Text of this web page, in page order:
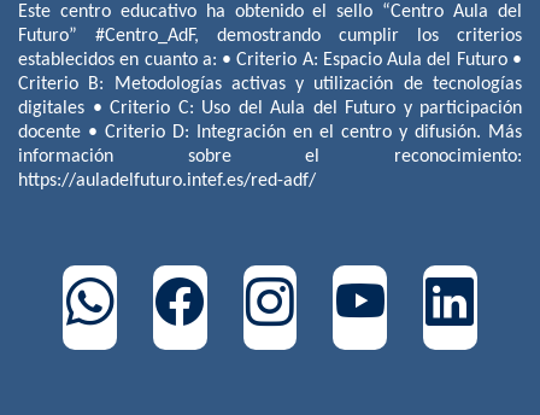
Este centro educativo ha obtenido el sello “Centro Aula del
Futuro” #Centro_AdF, demostrando cumplir los criterios
establecidos en cuanto a: • Criterio A: Espacio Aula del Futuro •
Criterio B: Metodologías activas y utilización de tecnologías
digitales • Criterio C: Uso del Aula del Futuro y participación
docente • Criterio D: Integración en el centro y difusión. Más
información sobre el reconocimiento:
https://auladelfuturo.intef.es/red-adf/